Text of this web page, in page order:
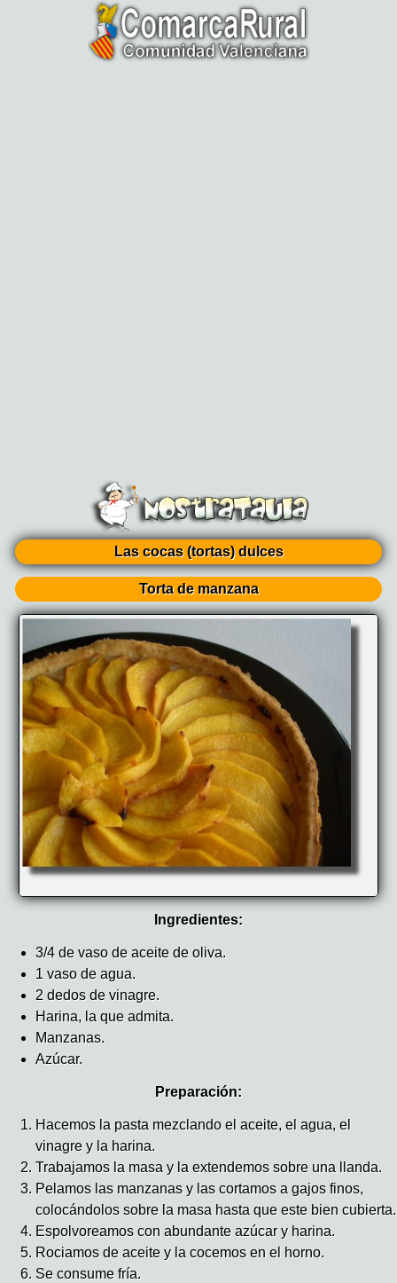
Las cocas (tortas) dulces
Torta de manzana
Ingredientes:
3/4 de vaso de aceite de oliva.
1 vaso de agua.
2 dedos de vinagre.
Harina, la que admita.
Manzanas.
Azúcar.
Preparación:
Hacemos la pasta mezclando el aceite, el agua, el
vinagre y la harina.
Trabajamos la masa y la extendemos sobre una llanda.
Pelamos las manzanas y las cortamos a gajos finos,
colocándolos sobre la masa hasta que este bien cubierta.
Espolvoreamos con abundante azúcar y harina.
Rociamos de aceite y la cocemos en el horno.
Se consume fría.